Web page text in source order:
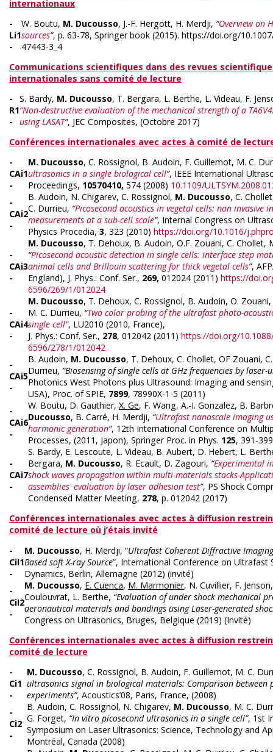
internationaux
-
Li1
-
W. Boutu, M. Ducousso, J.-F. Hergott, H. Merdji, “Overview on
sources”, p. 63-78, Springer book (2015). https://doi.org/
47443-3_4
Communications scientifiques dans des revues
internationales sans comité de lecture
-
R1
-
S. Bardy, M. Ducousso, T. Bergara, L. Berthe, L. Videau, F.
“Non-destructive evaluation of the mechanical strength of a
using LASAT”, JEC Composites, (Octobre 2017)
Conférences internationales avec actes à comité de
-
CAi1
-
M. Ducousso, C. Rossignol, B. Audoin, F. Guillemot, M. C.
ultrasonics in a single biological cell”, IEEE International
Proceedings, 10570410, 574 (2008) 10.1109/
-
CAi2
-
B. Audoin, N. Chigarev, C. Rossignol, M. Ducousso, C.
C. Durrieu, “Picosecond acoustics in vegetal cells: non invasive
measurements at a sub-cell scale”, Internal Congress on
Physics Procedia, 3, 323 (2010) https://doi.org/10.1016/
-
CAi3
-
M. Ducousso, T. Dehoux, B. Audoin, O.F. Zouani, C. Chollet,
“Picosecond acoustic detection in single cells: interface step
animal cells and Brillouin scattering for thick vegetal cells”,
England), J. Phys.: Conf. Ser., 269, 012024 (2011) https://
6596/269/1/012024
-
CAi4
-
M. Ducousso, T. Dehoux, C. Rossignol, B. Audoin, O.
M. C. Durrieu, “Two color probing of the ultrafast photo-
single cell”, LU2010 (2010, France),
J. Phys.: Conf. Ser., 278, 012042 (2011) https://doi.org/
6596/278/1/012042
-
CAi5
-
B. Audoin, M. Ducousso, T. Dehoux, C. Chollet, OF Zouani,
Durrieu, “Biosensing of single cells at GHz frequencies by laser-
Photonics West Photons plus Ultrasound: Imaging and
USA), Proc. of SPIE, 7899, 78990X-1-5 (2011)
-
CAi6
-
W. Boutu, D. Gauthier, X. Ge, F. Wang, A.-I. Gonzalez, B.
Ducousso, B. Carré, H. Merdji, “Ultrafast nanoscale imaging
harmonic generation”, 12th International Conference on
Processes, (2011, Japon), Springer Proc. in Phys. 125, 391-
-
CAi7
-
S. Bardy, E. Lescoute, L. Videau, B. Aubert, D. Hebert, L.
Bergara, M. Ducousso, R. Ecault, D. Zagouri, “Experimental
shock waves propagation within multi-materials stacks-
assemblies' evaluation by laser adhesion test”, PS Shock
Condensed Matter Meeting, 278, p. 012042 (2017)
Conférences internationales avec actes à diffusion
comité de lecture où j’étais invité
-
CiI1
-
M. Ducousso, H. Merdji, “Ultrafast Coherent Diffractive
Based soft X-ray Source”, International Conference on Ultrafast
Dynamics, Berlin, Allemagne (2012) (invité)
-
CiI2
-
M. Ducousso, E. Cuenca, M. Marmonier, N. Cuvillier, F.
Coulouvrat, L. Berthe, “Evaluation of under shock mechanical
aeronautical materials and bondings using Laser-generated
Congress on Ultrasonics, Bruges, Belgique (2019) (Invité)
Conférences internationales avec actes à diffusion
comité de lecture
-
Ci1
-
M. Ducousso, C. Rossignol, B. Audoin, F. Guillemot, M. C.
ultrasonics signal in biological materials: Comparison between
experiments”, Acoustics’08, Paris, France, (2008)
-
Ci2
-
B. Audoin, C. Rossignol, N. Chigarev, M. Ducousso, M. C.
G. Forget, “In vitro picosecond ultrasonics in a single cell”, 1st
Symposium on Laser Ultrasonics: Science, Technology and
Montréal, Canada (2008)